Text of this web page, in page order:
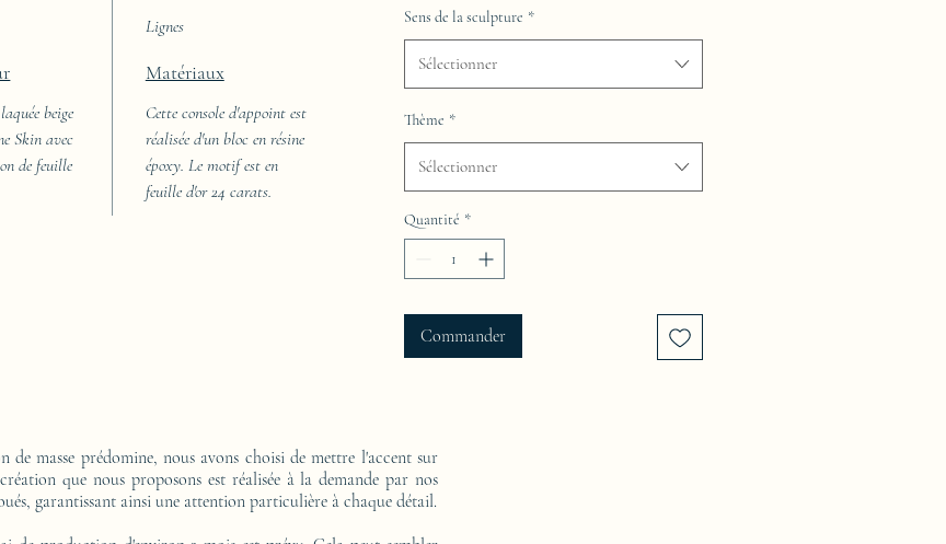
Lignes
beige
Skin avec
de feuille
Matériaux
Cette console d'appoint est
réalisée d'un bloc en résine
époxy. Le motif est en
feuille d'or 24 carats.
Sens de la sculpture *
Sélectionner
Thème *
Sélectionner
Quantité *
Commander
masse prédomine, nous avons choisi de mettre l'accent sur
que nous proposons est réalisée à la demande par nos
garantissant ainsi une attention particulière à chaque détail.